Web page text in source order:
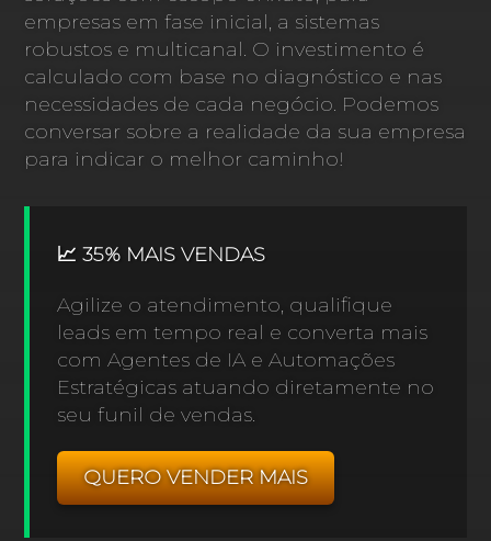
empresas em fase inicial, a sistemas
robustos e multicanal. O investimento é
calculado com base no diagnóstico e nas
necessidades de cada negócio. Podemos
conversar sobre a realidade da sua empresa
para indicar o melhor caminho!
📈 35% MAIS VENDAS
Agilize o atendimento, qualifique
leads em tempo real e converta mais
com Agentes de IA e Automações
Estratégicas atuando diretamente no
seu funil de vendas.
QUERO VENDER MAIS